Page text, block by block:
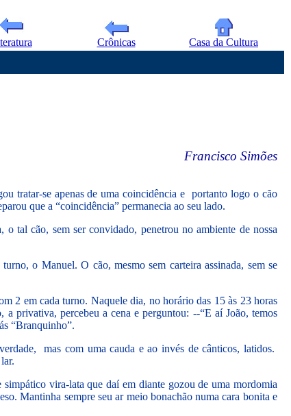
Crônicas Casa da Cultura
Francisco Simões
tratar-se apenas de uma coincidência e portanto logo o cão
que a “coincidência” permanecia ao seu lado.
tal cão, sem ser convidado, penetrou no ambiente de nossa
o Manuel. O cão, mesmo sem carteira assinada, sem se
2 em cada turno. Naquele dia, no horário das 15 às 23 horas
privativa, percebeu a cena e perguntou: --“E aí João, temos
“Branquinho”.
mas com uma cauda e ao invés de cânticos, latidos.
vira-lata que daí em diante gozou de uma mordomia
Mantinha sempre seu ar meio bonachão numa cara bonita e